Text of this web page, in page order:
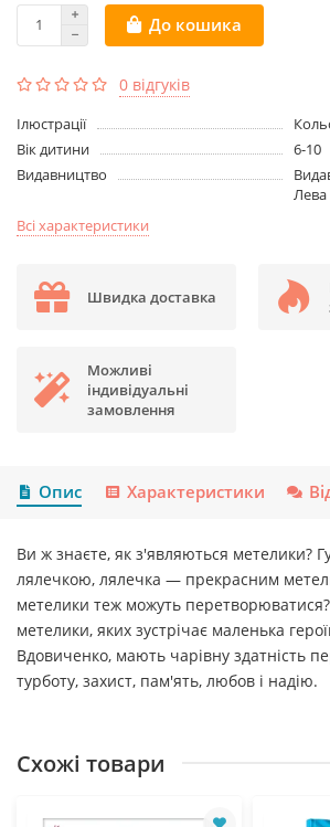
До кошика
0 відгуків
Ілюстрації
Вік дитини
6-10
Видавництво
Лева
Всі характеристики
Швидка доставка
Можливі
індивідуальні
замовлення
Опис Характеристики
Ви ж знаєте, як з'являються метелики?
лялечкою, лялечка — прекрасним
метелики теж можуть
метелики, яких зустрічає маленька
Вдовиченко, мають чарівну здатність
турботу, захист, пам'ять, любов і надію.
Схожі товари